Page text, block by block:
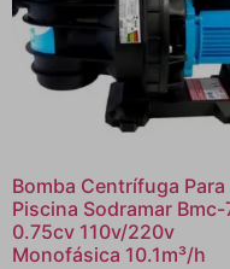
Bomba Centrífuga Para
Piscina Sodramar Bmc-
0.75cv 110v/220v
Monofásica 10.1m³/h